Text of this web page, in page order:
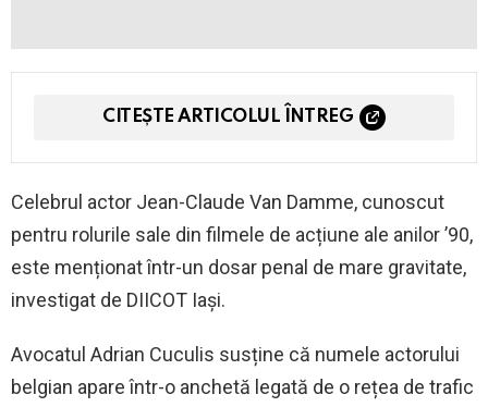
CITEȘTE ARTICOLUL ÎNTREG
Celebrul actor Jean-Claude Van Damme, cunoscut
pentru rolurile sale din filmele de acțiune ale anilor ’90,
este menționat într-un dosar penal de mare gravitate,
investigat de DIICOT Iași.
Avocatul Adrian Cuculis susține că numele actorului
belgian apare într-o anchetă legată de o rețea de trafic